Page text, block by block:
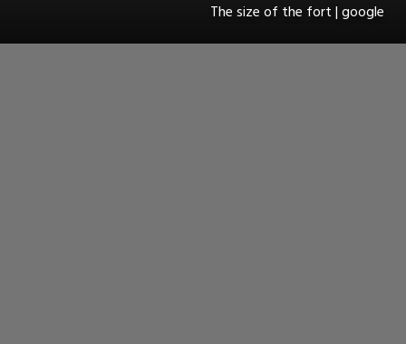
The size of the fort | google